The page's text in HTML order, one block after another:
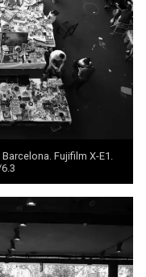
Fujifilm X-E1.